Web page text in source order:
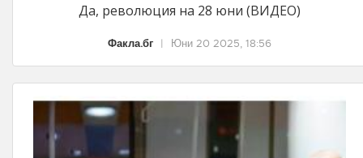
Да, революция на 28 юни (ВИДЕО)
Факла.бг | Юни 20 2025, 18:56